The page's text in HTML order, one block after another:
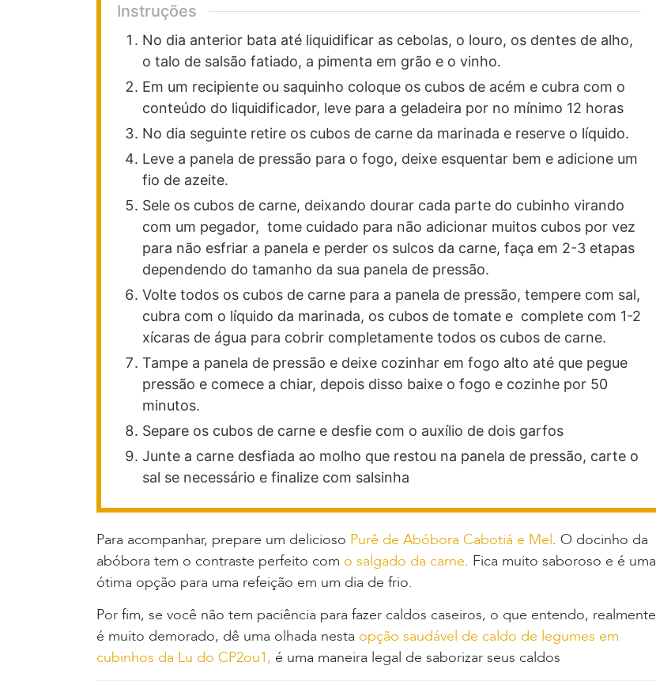
Instruções
No dia anterior bata até liquidificar as cebolas, o louro, os dentes de alho,
o talo de salsão fatiado, a pimenta em grão e o vinho.
Em um recipiente ou saquinho coloque os cubos de acém e cubra com o
conteúdo do liquidificador, leve para a geladeira por no mínimo 12 horas
No dia seguinte retire os cubos de carne da marinada e reserve o líquido.
Leve a panela de pressão para o fogo, deixe esquentar bem e adicione um
fio de azeite.
Sele os cubos de carne, deixando dourar cada parte do cubinho virando
com um pegador, tome cuidado para não adicionar muitos cubos por vez
para não esfriar a panela e perder os sulcos da carne, faça em 2-3 etapas
dependendo do tamanho da sua panela de pressão.
Volte todos os cubos de carne para a panela de pressão, tempere com sal,
cubra com o líquido da marinada, os cubos de tomate e complete com 1-2
xícaras de água para cobrir completamente todos os cubos de carne.
Tampe a panela de pressão e deixe cozinhar em fogo alto até que pegue
pressão e comece a chiar, depois disso baixe o fogo e cozinhe por 50
minutos.
Separe os cubos de carne e desfie com o auxílio de dois garfos
Junte a carne desfiada ao molho que restou na panela de pressão, carte o
sal se necessário e finalize com salsinha
Para acompanhar, prepare um delicioso Purê de Abóbora Cabotiá e Mel. O docinho da
abóbora tem o contraste perfeito com o salgado da carne. Fica muito saboroso e é uma
ótima opção para uma refeição em um dia de frio.
Por fim, se você não tem paciência para fazer caldos caseiros, o que entendo, realmente
é muito demorado, dê uma olhada nesta opção saudável de caldo de legumes em
cubinhos da Lu do CP2ou1, é uma maneira legal de saborizar seus caldos